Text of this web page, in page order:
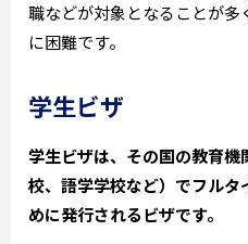
職などが対象となることが
に困難です。
学生ビザ
学生ビザは、その国の教育
校、語学学校など）でフル
めに発行されるビザです。